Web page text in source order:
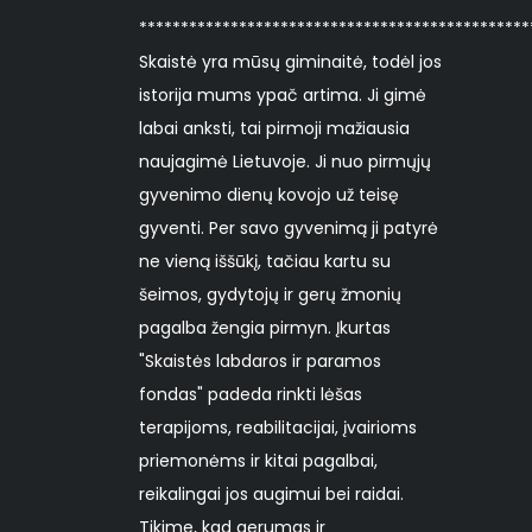
Skaistė yra mūsų giminaitė, todėl jos
istorija mums ypač artima. Ji gimė
labai anksti, tai pirmoji mažiausia
naujagimė Lietuvoje. Ji nuo pirmųjų
gyvenimo dienų kovojo už teisę
gyventi. Per savo gyvenimą ji patyrė
ne vieną iššūkį, tačiau kartu su
šeimos, gydytojų ir gerų žmonių
pagalba žengia pirmyn. Įkurtas
"Skaistės labdaros ir paramos
fondas" padeda rinkti lėšas
terapijoms, reabilitacijai, įvairioms
priemonėms ir kitai pagalbai,
reikalingai jos augimui bei raidai.